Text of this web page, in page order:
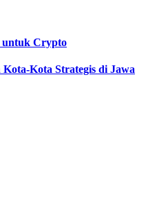
untuk Crypto
Kota Strategis di Jawa